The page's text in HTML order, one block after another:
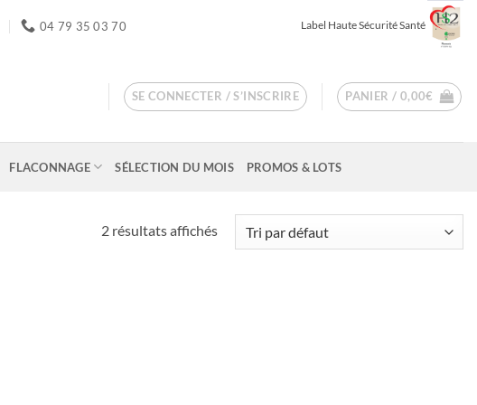
04 79 35 03 70 Label Haute Sécurité Santé
SE CONNECTER / S’INSCRIRE PANIER / 0,00€
FLACONNAGE SÉLECTION DU MOIS PROMOS & LOTS
2 résultats affichés